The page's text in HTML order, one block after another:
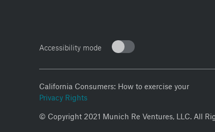
Accessibility mode
California Consumers: How to exercise your
Privacy Rights
© Copyright 2021 Munich Re Ventures, LLC. All